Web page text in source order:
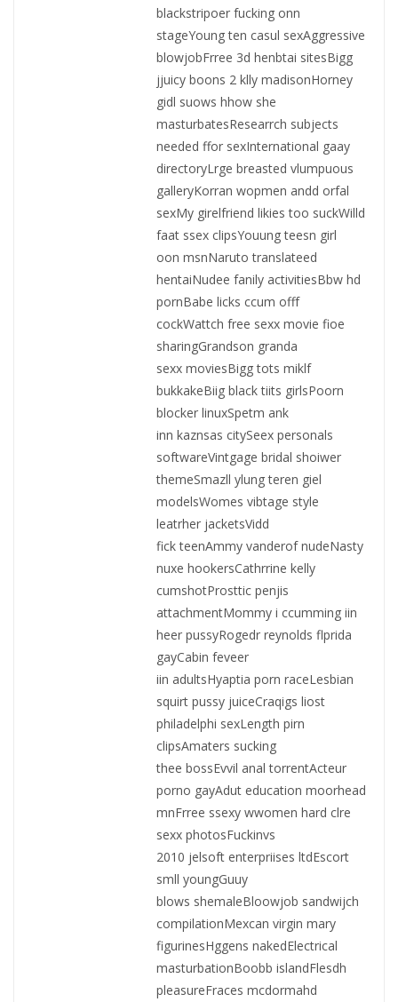
blackstripoer fucking onn
stageYoung ten casul sexAggressive
blowjobFrree 3d henbtai sitesBigg
jjuicy boons 2 klly madisonHorney
gidl suows hhow she
masturbatesResearrch subjects
needed ffor sexInternational gaay
directoryLrge breasted vlumpuous
galleryKorran wopmen andd orfal
sexMy girelfriend likies too suckWilld
faat ssex clipsYouung teesn girl
oon msnNaruto translateed
hentaiNudee fanily activitiesBbw hd
pornBabe licks ccum offf
cockWattch free sexx movie fioe
sharingGrandson granda
sexx moviesBigg tots miklf
bukkakeBiig black tiits girlsPoorn
blocker linuxSpetm ank
inn kaznsas citySeex personals
softwareVintgage bridal shoiwer
themeSmazll ylung teren giel
modelsWomes vibtage style
leatrher jacketsVidd
fick teenAmmy vanderof nudeNasty
nuxe hookersCathrrine kelly
cumshotProsttic penjis
attachmentMommy i ccumming iin
heer pussyRogedr reynolds flprida
gayCabin feveer
iin adultsHyaptia porn raceLesbian
squirt pussy juiceCraqigs liost
philadelphi sexLength pirn
clipsAmaters sucking
thee bossEvvil anal torrentActeur
porno gayAdut education moorhead
mnFrree ssexy wwomen hard clre
sexx photosFuckinvs
2010 jelsoft enterpriises ltdEscort
smll youngGuuy
blows shemaleBloowjob sandwijch
compilationMexcan virgin mary
figurinesHggens nakedElectrical
masturbationBoobb islandFlesdh
pleasureFraces mcdormahd